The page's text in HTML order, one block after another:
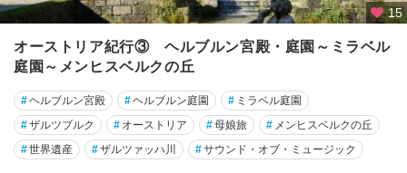
ュ
バ
ト
・
ガ
ス
15
オーストリア紀行③ ヘルブルン宮殿・庭園～ミラベル
庭園～メンヒスベルクの丘
#ヘルブルン宮殿 #ヘルブルン庭園 # ミラベル庭園
#ザルツブルク # オーストリア #母娘旅 # メンヒスベルクの丘
#世界遺産 #ザルツァッハ川 #サウンド・オブ・ミュージック